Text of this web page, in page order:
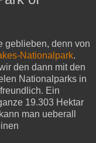
geblieben, denn von
Nationalpark.
den dann mit den
Nationalparks in
Ein
19.303 Hektar
man ueberall